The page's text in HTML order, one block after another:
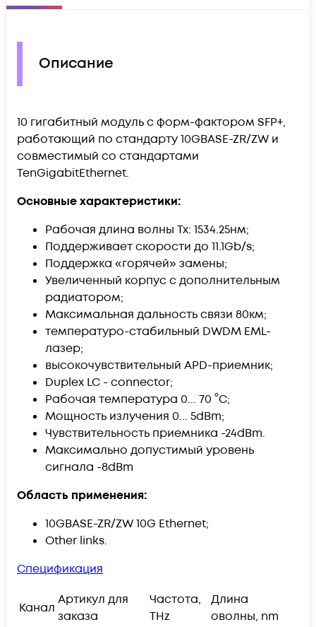
Описание
10 гигабитный модуль с форм-фактором SFP+,
работающий по стандарту 10GBASE-ZR/ZW и
совместимый со стандартами
TenGigabitEthernet.
Основные характеристики:
Рабочая длина волны Tx: 1534.25нм;
Поддерживает скорости до 11.1Gb/s;
Поддержка «горячей» замены;
Увеличенный корпус с дополнительным
радиатором;
Максимальная дальность связи 80км;
температуро-стабильный DWDM EML-
лазер;
высокочувствительный APD-приемник;
Duplex LC - connector;
Рабочая температура 0... 70 °C;
Мощность излучения 0... 5dBm;
Чувствительность приемника -24dBm.
Максимально допустимый уровень
сигнала -8dBm
Область применения:
10GBASE-ZR/ZW 10G Ethernet;
Other links.
Спецификация
Канал
Артикул для
заказа
Частота,
THz
Длина
оволны, nm